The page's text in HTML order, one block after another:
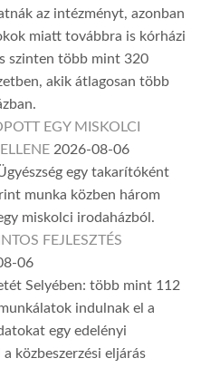
az intézményt, azonban
miatt továbbra is kórházi
szinten több mint 320
akik átlagosan több
EGY MISKOLCI
2026-08-06
egy takarítóként
munka közben három
miskolci irodaházból.
FEJLESZTÉS
06
Selyében: több mint 112
indulnak el a
egy edelényi
közbeszerzési eljárás